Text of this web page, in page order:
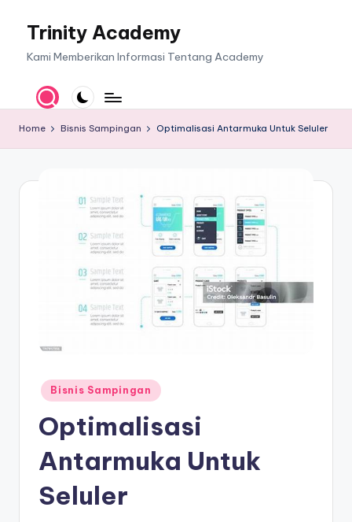
Trinity Academy
Kami Memberikan Informasi Tentang Academy
Home Bisnis Sampingan Optimalisasi Antarmuka Untuk Seluler
Posted
in
Bisnis Sampingan
Optimalisasi
Antarmuka Untuk
Seluler